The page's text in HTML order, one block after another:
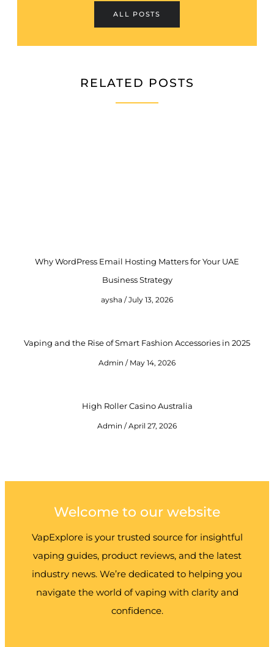
ALL POSTS
RELATED POSTS
Why WordPress Email Hosting Matters for Your UAE
Business Strategy
aysha July 13, 2026
Vaping and the Rise of Smart Fashion Accessories in 2025
Admin May 14, 2026
High Roller Casino Australia
Admin April 27, 2026
Welcome to our website
VapExplore is your trusted source for insightful
vaping guides, product reviews, and the latest
industry news. We’re dedicated to helping you
navigate the world of vaping with clarity and
confidence.